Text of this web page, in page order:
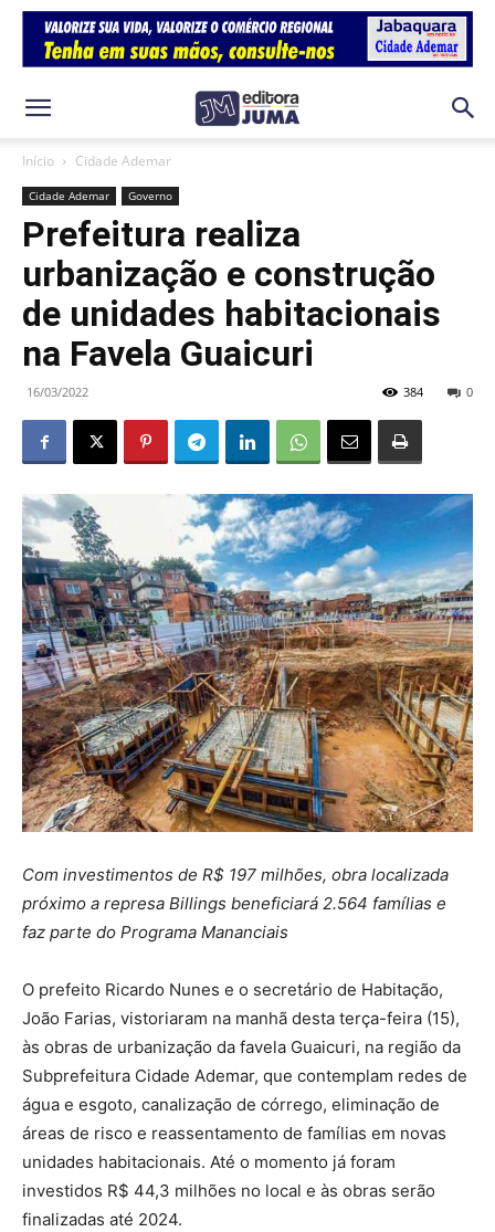
Início Cidade Ademar
Cidade Ademar Governo
Prefeitura realiza
urbanização e construção
de unidades habitacionais
na Favela Guaicuri
16/03/2022 0
384
Com investimentos de R$ 197 milhões, obra localizada
próximo a represa Billings beneficiará 2.564 famílias e
faz parte do Programa Mananciais
O prefeito Ricardo Nunes e o secretário de Habitação,
João Farias, vistoriaram na manhã desta terça-feira (15),
às obras de urbanização da favela Guaicuri, na região da
Subprefeitura Cidade Ademar, que contemplam redes de
água e esgoto, canalização de córrego, eliminação de
áreas de risco e reassentamento de famílias em novas
unidades habitacionais. Até o momento já foram
investidos R$ 44,3 milhões no local e às obras serão
finalizadas até 2024.